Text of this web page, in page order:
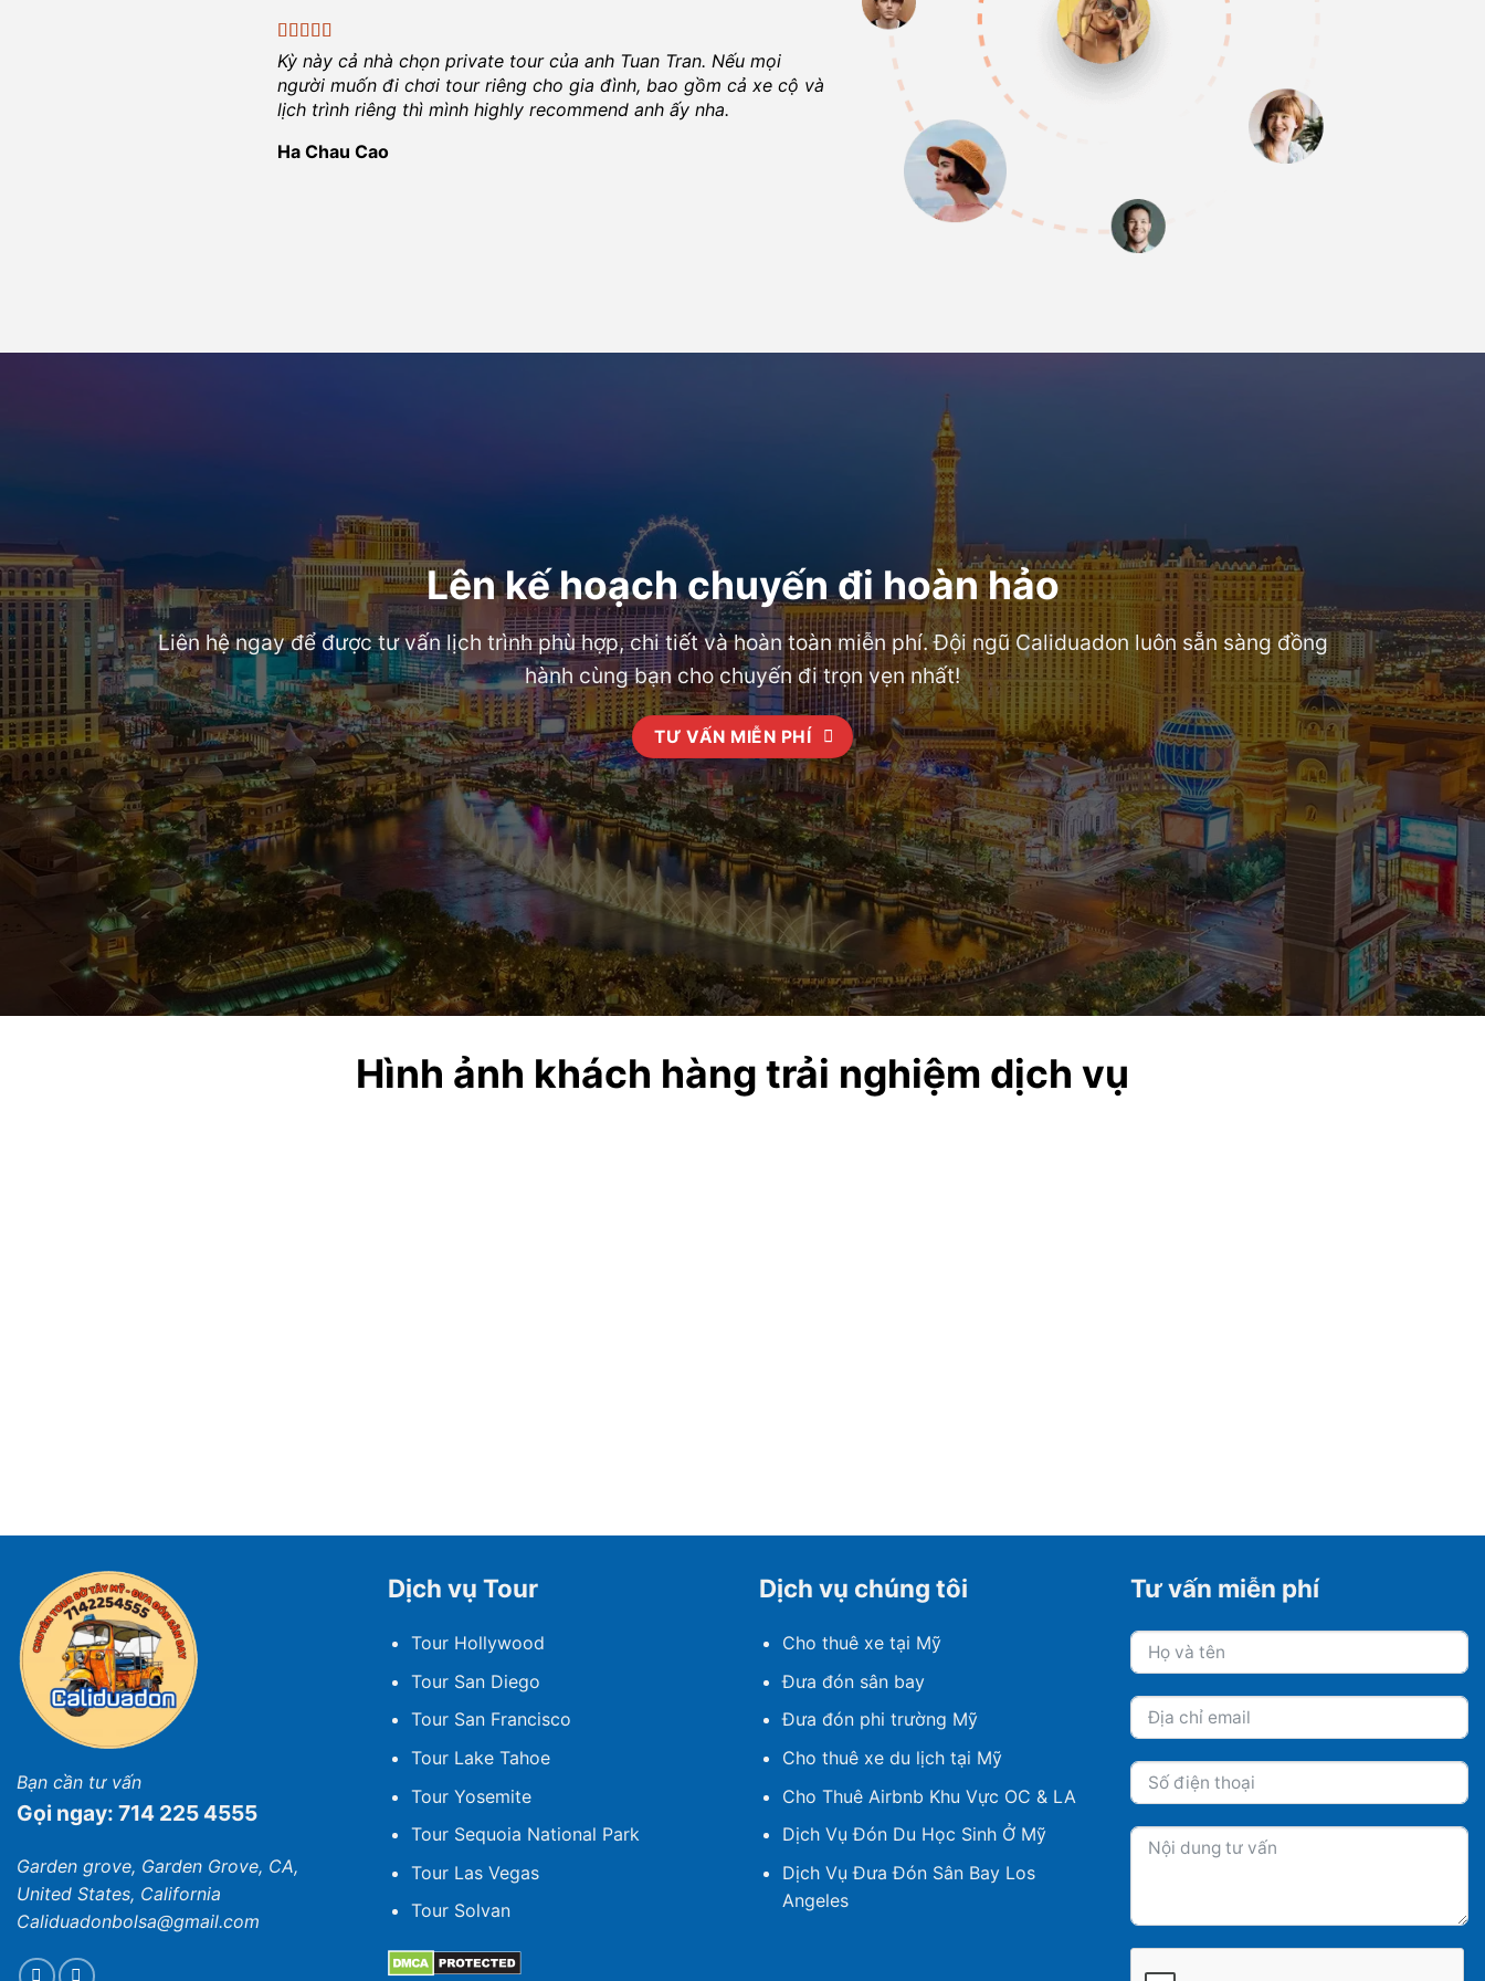
Kỳ này cả nhà chọn private tour của anh Tuan Tran. Nếu mọi
người muốn đi chơi tour riêng cho gia đình, bao gồm cả xe cộ và
lịch trình riêng thì mình highly recommend anh ấy nha.
Ha Chau Cao
Dịch vụ chuyên nghiệp, tài xế thân thiện, lịch trình linh hoạt
chăm sóc khách rất tận tâm. Đi tour mà cảm giác như đi
người thân – thoải mái, an tâm và đáng nhớ.
Kim Dang
Lên kế hoạch chuyến đi hoàn hảo
Liên hệ ngay để được tư vấn lịch trình phù hợp, chi tiết và hoàn toàn miễn phí. Đội ngũ Caliduadon luôn sẵn sàng đồng
hành cùng bạn cho chuyến đi trọn vẹn nhất!
TƯ VẤN MIỄN PHÍ
Hình ảnh khách hàng trải nghiệm dịch vụ
Bạn cần tư vấn
Gọi ngay: 714 225 4555
Garden grove, Garden Grove, CA,
United States, California
Caliduadonbolsa@gmail.com
Dịch vụ Tour
Tour Hollywood
Tour San Diego
Tour San Francisco
Tour Lake Tahoe
Tour Yosemite
Tour Sequoia National Park
Tour Las Vegas
Tour Solvan
Dịch vụ chúng tôi
Cho thuê xe tại Mỹ
Đưa đón sân bay
Đưa đón phi trường Mỹ
Cho thuê xe du lịch tại Mỹ
Cho Thuê Airbnb Khu Vực OC & LA
Dịch Vụ Đón Du Học Sinh Ở Mỹ
Dịch Vụ Đưa Đón Sân Bay Los
Angeles
Tư vấn miễn phí